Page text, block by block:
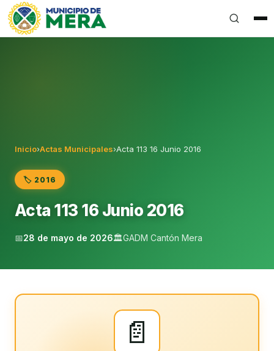
Gobierno Autónomo Descentralizado Municipal del
Inicio›Actas Municipales›Acta 113 16 Junio 2016
🏷️ 2016
Acta 113 16 Junio 2016
📅28 de mayo de 2026🏛️GADM Cantón Mera
📄